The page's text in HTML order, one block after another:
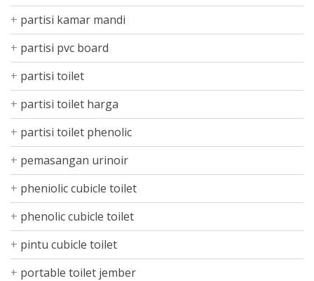
partisi kamar mandi
partisi pvc board
partisi toilet
partisi toilet harga
partisi toilet phenolic
pemasangan urinoir
pheniolic cubicle toilet
phenolic cubicle toilet
pintu cubicle toilet
portable toilet jember